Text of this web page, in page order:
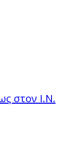
στον Ι.Ν.